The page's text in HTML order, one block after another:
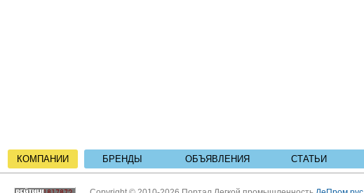
КОМПАНИИ БРЕНДЫ ОБЪЯВЛЕНИЯ СТАТЬИ